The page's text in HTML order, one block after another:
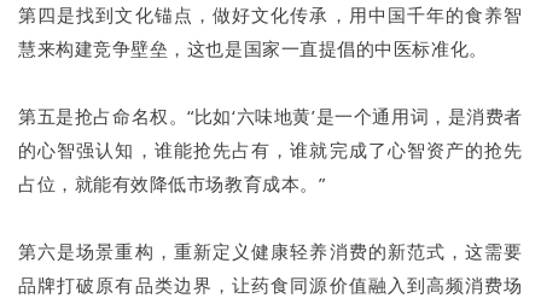
第四是找到文化锚点，做好文化传承，用中国千年的食养智
慧来构建竞争壁垒，这也是国家一直提倡的中医标准化。
第五是抢占命名权。“比如‘六味地黄’是一个通用词，是消费者
的心智强认知，谁能抢先占有，谁就完成了心智资产的抢先
占位，就能有效降低市场教育成本。”
第六是场景重构，重新定义健康轻养消费的新范式，这需要
品牌打破原有品类边界，让药食同源价值融入到高频消费场